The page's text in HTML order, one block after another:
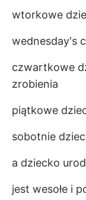
wtorkowe
wednesday's
czwartkowe
zrobienia
piątkowe
sobotnie
a dziecko
jest wesołe i